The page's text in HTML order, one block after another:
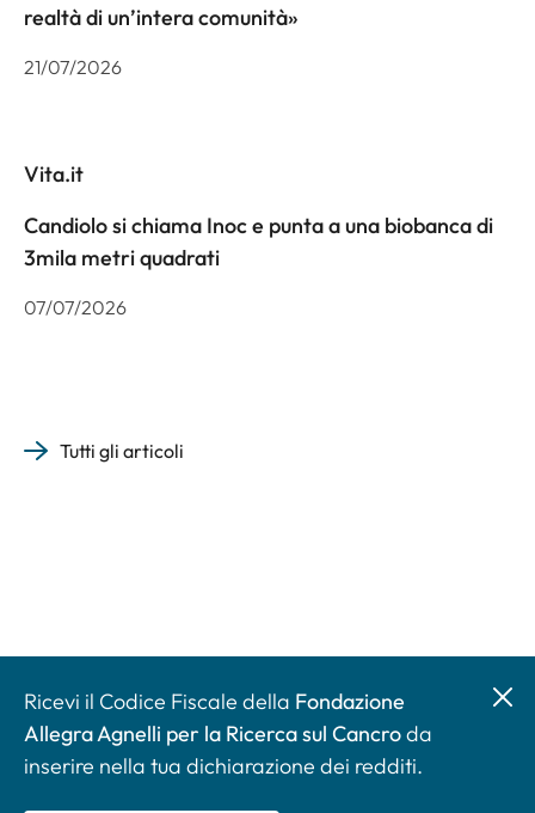
realtà di un’intera comunità»
21/07/2026
Vita.it
Candiolo si chiama Inoc e punta a una biobanca di
3mila metri quadrati
07/07/2026
Tutti gli articoli
Ricevi il Codice Fiscale della Fondazione
Allegra Agnelli per la Ricerca sul Cancroda
inserire nella tua dichiarazione dei redditi.